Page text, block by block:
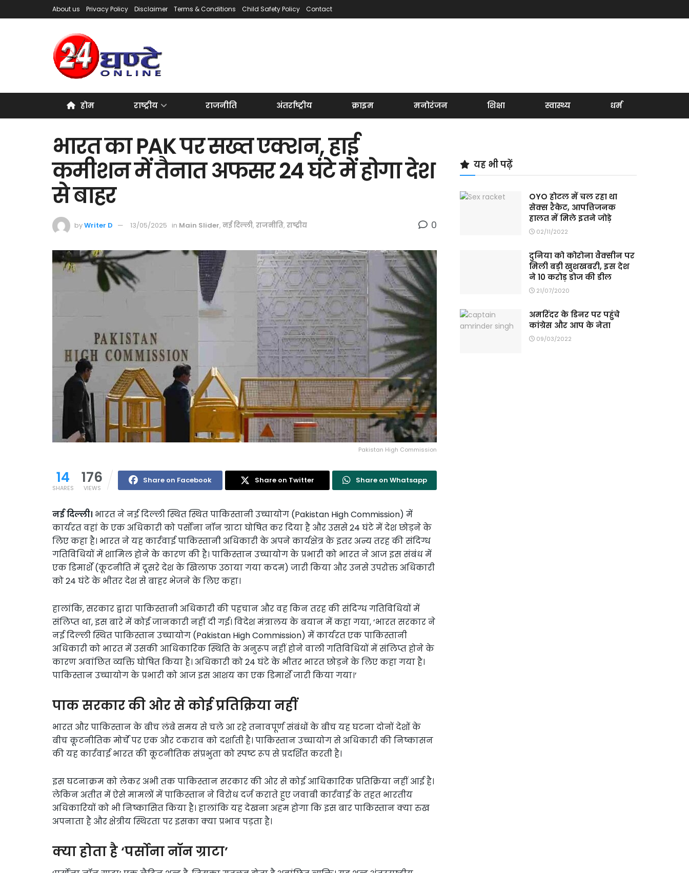
About us Privacy Policy Disclaimer Terms & Conditions Child Safety Policy Contact
होम राष्ट्रीय राजनीति अंतर्राष्ट्रीय क्राइम मनोरंजन शिक्षा स्वास्थ्य धर्म
भारत का PAK पर सख्त एक्शन, हाई
कमीशन में तैनात अफसर 24 घंटे में होगा देश
से बाहर
byWriter D 13/05/2025 in Main Slider, नई दिल्ली, राजनीति, राष्ट्रीय 0
Pakistan High Commission
14
SHARES
176
VIEWS
Share on Facebook Share on Twitter Share on Whatsapp
नई दिल्ली। भारत ने नई दिल्ली स्थित स्थित पाकिस्तानी उच्चायोग (Pakistan High Commission) में
कार्यरत वहां के एक अधिकारी को पर्सोना नॉन ग्राटा घोषित कर दिया है और उससे 24 घंटे में देश छोड़ने के
लिए कहा है। भारत ने यह कार्रवाई पाकिस्तानी अधिकारी के अपने कार्यक्षेत्र के इतर अन्य तरह की संदिग्ध
गतिविधियों में शामिल होने के कारण की है। पाकिस्तान उच्चायोग के प्रभारी को भारत ने आज इस संबंध में
एक डिमार्शे (कूटनीति में दूसरे देश के खिलाफ उठाया गया कदम) जारी किया और उनसे उपरोक्त अधिकारी
को 24 घंटे के भीतर देश से बाहर भेजने के लिए कहा।
हालांकि, सरकार द्वारा पाकिस्तानी अधिकारी की पहचान और वह किन तरह की संदिग्ध गतिविधियों में
संलिप्त था, इस बारे में कोई जानकारी नहीं दी गई। विदेश मंत्रालय के बयान में कहा गया, ‘भारत सरकार ने
नई दिल्ली स्थित पाकिस्तान उच्चायोग (Pakistan High Commission) में कार्यरत एक पाकिस्तानी
अधिकारी को भारत में उसकी आधिकारिक स्थिति के अनुरूप नहीं होने वाली गतिविधियों में संलिप्त होने के
कारण अवांछित व्यक्ति घोषित किया है। अधिकारी को 24 घंटे के भीतर भारत छोड़ने के लिए कहा गया है।
पाकिस्तान उच्चायोग के प्रभारी को आज इस आशय का एक डिमार्शे जारी किया गया।’
पाक सरकार की ओर से कोई प्रतिक्रिया नहीं
भारत और पाकिस्तान के बीच लंबे समय से चले आ रहे तनावपूर्ण संबंधों के बीच यह घटना दोनों देशों के
बीच कूटनीतिक मोर्चे पर एक और टकराव को दर्शाती है। पाकिस्तान उच्चायोग से अधिकारी की निष्कासन
की यह कार्रवाई भारत की कूटनीतिक संप्रभुता को स्पष्ट रूप से प्रदर्शित करती है।
इस घटनाक्रम को लेकर अभी तक पाकिस्तान सरकार की ओर से कोई आधिकारिक प्रतिक्रिया नहीं आई है।
लेकिन अतीत में ऐसे मामलों में पाकिस्तान ने विरोध दर्ज कराते हुए जवाबी कार्रवाई के तहत भारतीय
अधिकारियों को भी निष्कासित किया है। हालांकि यह देखना अहम होगा कि इस बार पाकिस्तान क्या रुख
अपनाता है और क्षेत्रीय स्थिरता पर इसका क्या प्रभाव पड़ता है।
क्या होता है ‘पर्सोना नॉन ग्राटा’
यह भी पढ़ें
OYO होटल में चल रहा था
सेक्स रैकेट, आपत्तिजनक
हालत में मिले इतने जोड़े
02/11/2022
दुनिया को कोरोना वैक्सीन पर
मिली बड़ी खुशखबरी, इस देश
ने 10 करोड़ डोज की डील
21/07/2020
अमरिंदर के डिनर पर पहुंचे
कांग्रेस और आप के नेता
09/03/2022